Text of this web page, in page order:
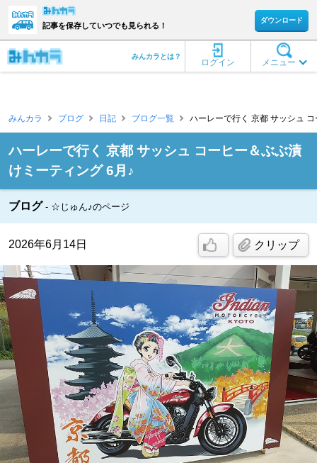
記事を保存していつでも見られる！
ダウンロード
メニュー
ログイン
みんカラとは？
みんカラ ブログ 日記 ブログ一覧 ハーレーで行く 京都 サッシュ
ハーレーで行く 京都 サッシュ コーヒー＆ぶぶ漬
けミーティング 6月♪
ブログ ☆じゅん♪のページ
2026年6月14日 クリップ